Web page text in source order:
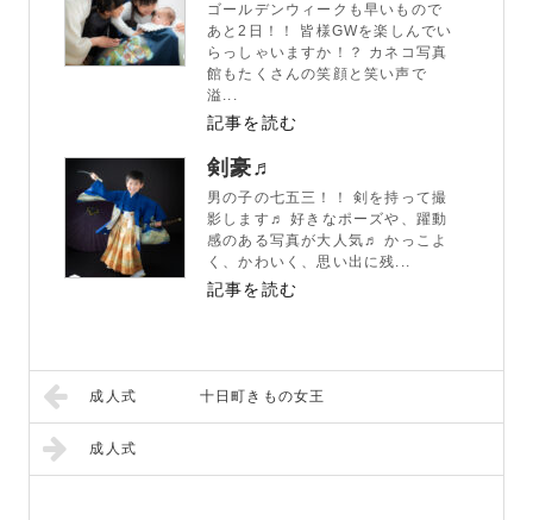
ゴールデンウィークも早いもので
あと2日！！ 皆様GWを楽しんでい
らっしゃいますか！？ カネコ写真
館もたくさんの笑顔と笑い声で
溢...
記事を読む
剣豪♬
男の子の七五三！！ 剣を持って撮
影します♬ 好きなポーズや、躍動
感のある写真が大人気♬ かっこよ
く、かわいく、思い出に残...
記事を読む
成人式 十日町きもの女王
成人式